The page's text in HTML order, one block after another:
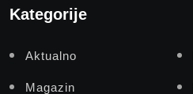
Kategorije
Aktualno
Magazin